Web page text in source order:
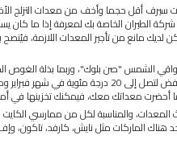
أقل حجما وأخف من معدات التزلج
الطيران الخاصة بك لمعرفة إذا ما كان
يكن لديك مانع من تأجير المعدات
واقي الشمس "صن بلوك"، وربما بذلة
أحضرت معداتك معك، فيمكنك تخزينها في
المعدات، والمناسبة لكل من ممارسي
تجد هناك الماركات مثل نايش، كارفد، تاكون،